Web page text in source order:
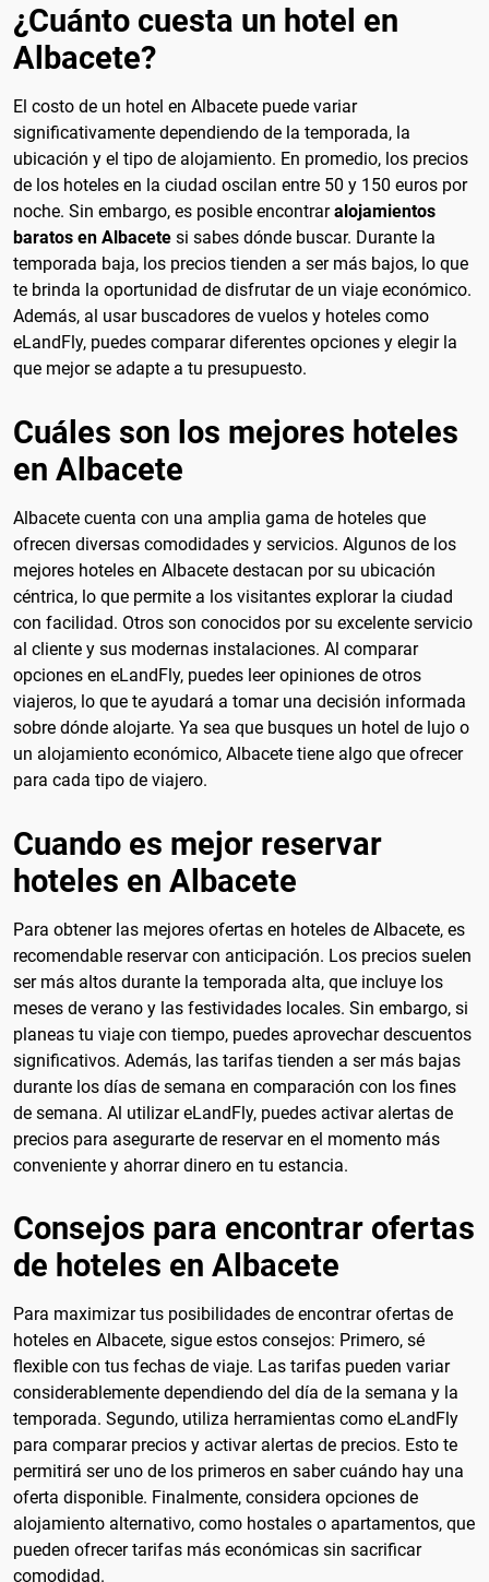
¿Cuánto cuesta un hotel en
Albacete?
El costo de un hotel en Albacete puede variar
significativamente dependiendo de la temporada, la
ubicación y el tipo de alojamiento. En promedio, los precios
de los hoteles en la ciudad oscilan entre 50 y 150 euros por
noche. Sin embargo, es posible encontraralojamientos
baratos en Albacete si sabes dónde buscar. Durante la
temporada baja, los precios tienden a ser más bajos, lo que
te brinda la oportunidad de disfrutar de un viaje económico.
Además, al usar buscadores de vuelos y hoteles como
eLandFly, puedes comparar diferentes opciones y elegir la
que mejor se adapte a tu presupuesto.
Cuáles son los mejores hoteles
en Albacete
Albacete cuenta con una amplia gama de hoteles que
ofrecen diversas comodidades y servicios. Algunos de los
mejores hoteles en Albacete destacan por su ubicación
céntrica, lo que permite a los visitantes explorar la ciudad
con facilidad. Otros son conocidos por su excelente servicio
al cliente y sus modernas instalaciones. Al comparar
opciones en eLandFly, puedes leer opiniones de otros
viajeros, lo que te ayudará a tomar una decisión informada
sobre dónde alojarte. Ya sea que busques un hotel de lujo o
un alojamiento económico, Albacete tiene algo que ofrecer
para cada tipo de viajero.
Cuando es mejor reservar
hoteles en Albacete
Para obtener las mejores ofertas en hoteles de Albacete, es
recomendable reservar con anticipación. Los precios suelen
ser más altos durante la temporada alta, que incluye los
meses de verano y las festividades locales. Sin embargo, si
planeas tu viaje con tiempo, puedes aprovechar descuentos
significativos. Además, las tarifas tienden a ser más bajas
durante los días de semana en comparación con los fines
de semana. Al utilizar eLandFly, puedes activar alertas de
precios para asegurarte de reservar en el momento más
conveniente y ahorrar dinero en tu estancia.
Consejos para encontrar ofertas
de hoteles en Albacete
Para maximizar tus posibilidades de encontrar ofertas de
hoteles en Albacete, sigue estos consejos: Primero, sé
flexible con tus fechas de viaje. Las tarifas pueden variar
considerablemente dependiendo del día de la semana y la
temporada. Segundo, utiliza herramientas como eLandFly
para comparar precios y activar alertas de precios. Esto te
permitirá ser uno de los primeros en saber cuándo hay una
oferta disponible. Finalmente, considera opciones de
alojamiento alternativo, como hostales o apartamentos, que
pueden ofrecer tarifas más económicas sin sacrificar
comodidad.